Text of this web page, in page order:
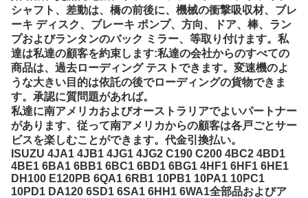
シャフト、差動は、橋の前後に、機械の衝撃吸収材、ブレ
ーキ ディスク、ブレーキ ポンプ、方向、ドア、棒、ラン
プおよびランタンのバック ミラー、等取り付けます。私
達は私達の顧客を約束します:私達の会社からのすべての
商品は、過去ローディング テストできます。変速機のよ
うな大きい目的は依託の後でローディングの貨物できま
す。承認に質問題があれば。
私達に南アメリカおよびオーストラリアでよいパートナー
があります、従って南アメリカからの顧客は各戸ごとサー
ビスを楽しむことができます。代金引換払い。
ISUZU 4JA1 4JB1 4JG1 4JG2 C190 C200 4BC2 4BD1
4BE1 6BA1 6BB1 6BC1 6BD1 6BG1 4HF1 6HF1 6HE1
DH100 E120PB 6QA1 6RB1 10PB1 10PA1 10PC1
10PD1 DA120 6SD1 6SA1 6HH1 6WA1全部品およびア